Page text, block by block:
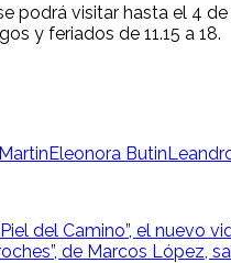
podrá visitar hasta el 4
y feriados de 11.15 a 18.
Eleonora Butin
del Camino”, el nuevo
de Marcos López,